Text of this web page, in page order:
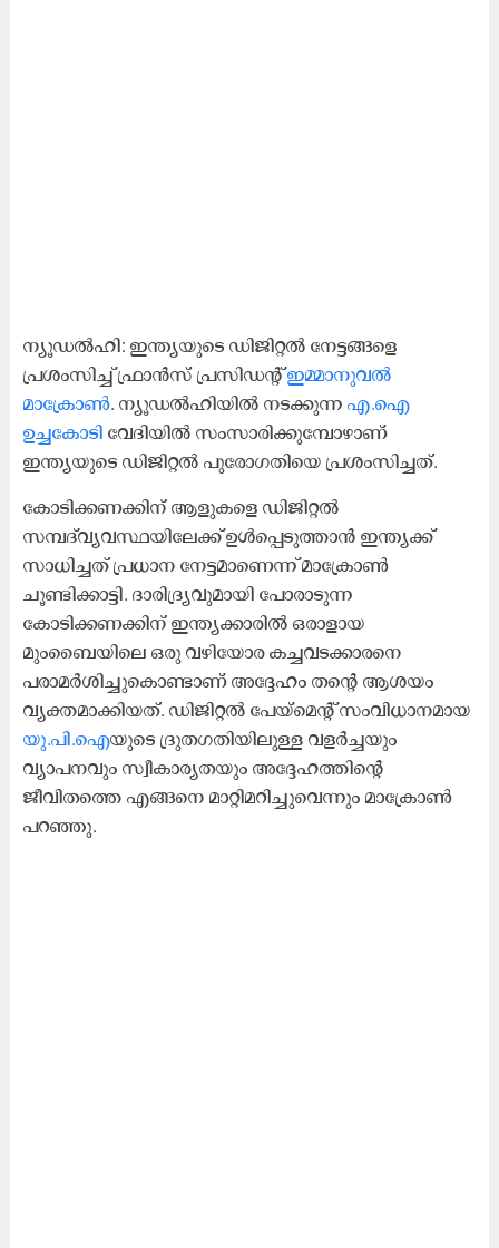
ന്യൂഡൽഹി: ഇന്ത്യയുടെ ഡിജിറ്റൽ നേട്ടങ്ങളെ
പ്രശംസിച്ച് ഫ്രാൻസ് പ്രസിഡന്റ്ഇമ്മാനുവൽ
മാക്രോൺ. ന്യൂഡൽഹിയിൽ നടക്കുന്ന എ.ഐ
ഉച്ചകോടി വേദിയിൽ സംസാരിക്കുമ്പോഴാണ്
ഇന്ത്യയുടെ ഡിജിറ്റൽ പുരോഗതിയെ പ്രശംസിച്ചത്.
കോടിക്കണക്കിന് ആളുകളെ ഡിജിറ്റൽ
സമ്പദ്‌വ്യവസ്ഥയിലേക്ക് ഉൾപ്പെടുത്താൻ ഇന്ത്യക്ക്
സാധിച്ചത് പ്രധാന നേട്ടമാണെന്ന് മാക്രോൺ
ചൂണ്ടിക്കാട്ടി. ദാരിദ്ര്യവുമായി പോരാടുന്ന
കോടിക്കണക്കിന് ഇന്ത്യക്കാരിൽ ഒരാളായ
മുംബൈയിലെ ഒരു വഴിയോര കച്ചവടക്കാരനെ
പരാമർശിച്ചുകൊണ്ടാണ് അദ്ദേഹം തന്റെ ആശയം
വ്യക്തമാക്കിയത്. ഡിജിറ്റൽ പേയ്‌മെന്റ് സംവിധാനമായ
യു.പി.ഐയുടെ ദ്രുതഗതിയിലുള്ള വളർച്ചയും
വ്യാപനവും സ്വീകാര്യതയും അദ്ദേഹത്തിന്റെ
ജീവിതത്തെ എങ്ങനെ മാറ്റിമറിച്ചുവെന്നും മാക്രോൺ
പറഞ്ഞു.